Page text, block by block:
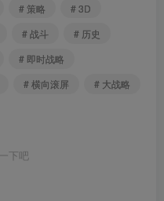
# 策略
# 3D
# 战斗
# 历史
# 即时战略
# 横向滚屏
# 大战略
下吧